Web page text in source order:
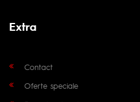
Extra
Contact
Oferte speciale